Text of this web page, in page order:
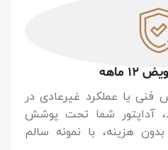
ماهه
فنی یا عملکرد غیرعادی در
آداپتور شما تحت پوشش
هزینه، با نمونه سالم